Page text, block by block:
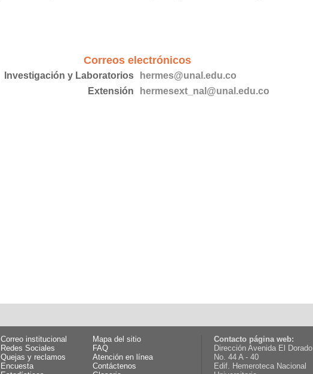
Correos electrónicos
Investigación y Laboratorios
hermes@unal.edu.co
Extensión
hermesext_nal@unal.edu.co
Correo institucional
Mapa del sitio
Redes Sociales
FAQ
Quejas y reclamos
Atención en línea
Encuesta
Contáctenos
Contacto página web:
Dirección Avenida El Dorado
No. 44 A - 40
Edif. Hemeroteca Nacional